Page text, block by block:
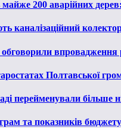
200 аварійних
каналізаційний
Полтавської
перейменували більше
та показників